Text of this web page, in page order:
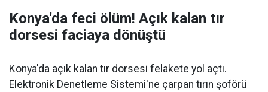
Konya'da feci ölüm! Açık kalan tır
dorsesi faciaya dönüştü
Konya'da açık kalan tır dorsesi felakete yol açtı.
Elektronik Denetleme Sistemi'ne çarpan tırın şoförü